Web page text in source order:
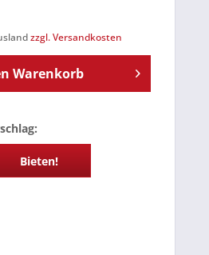
zzgl. Versandkosten
Warenkorb
Bieten!